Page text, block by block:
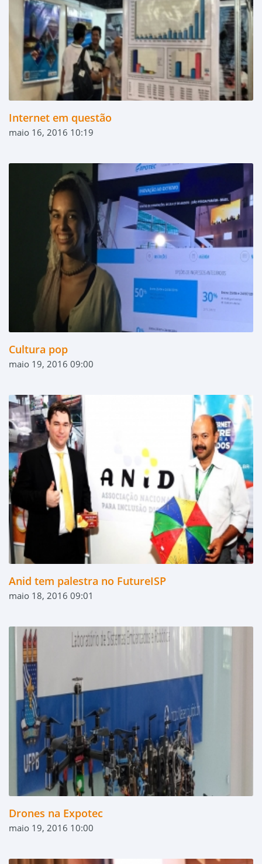
Internet em questão
maio 16, 2016 10:19
Cultura pop
maio 19, 2016 09:00
Anid tem palestra no FutureISP
maio 18, 2016 09:01
Drones na Expotec
maio 19, 2016 10:00